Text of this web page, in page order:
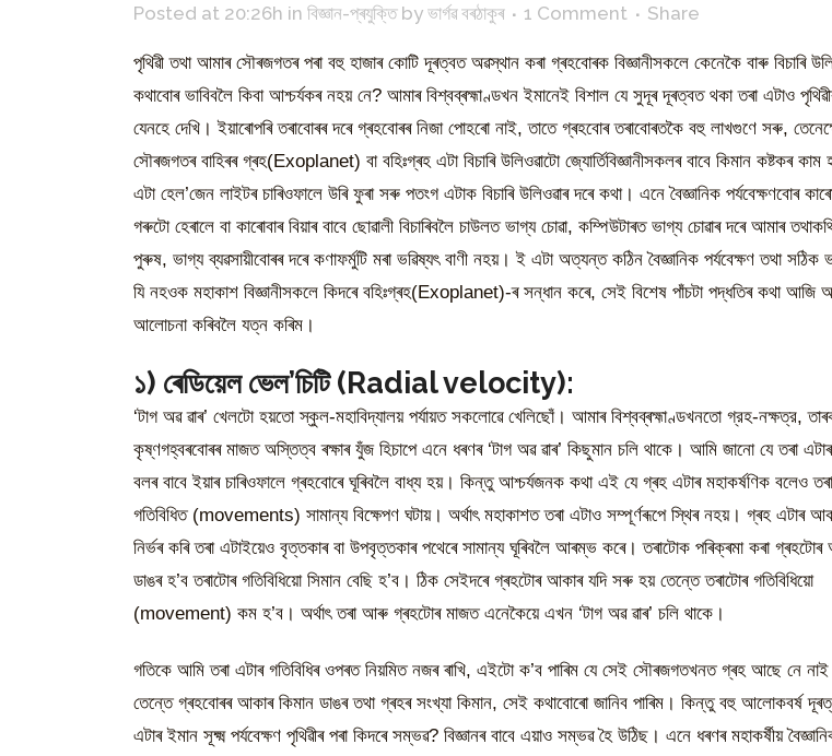
Posted at 20:26h in বিজ্ঞান-প্ৰযুক্তি by ভাৰ্গৱ বৰঠাকুৰ 1 Comment Share
পৃথিৱী তথা আমাৰ সৌৰজগতৰ পৰা বহু হাজাৰ কোটি দূৰত্বত অৱস্থান কৰা গ্ৰহবোৰক বিজ্ঞানীসকলে কেনেকৈ বাৰু বিচাৰি
কথাবোৰ ভাবিবলৈ কিবা আশ্চৰ্যকৰ নহয় নে? আমাৰ বিশ্বব্ৰহ্মাণ্ডখন ইমানেই বিশাল যে সুদূৰ দূৰত্বত থকা তৰা এটাও পৃথিৱীৰ
যেনহে দেখি। ইয়াৰোপৰি তৰাবোৰৰ দৰে গ্ৰহবোৰৰ নিজা পোহৰো নাই, তাতে গ্ৰহবোৰ তৰাবোৰতকৈ বহু লাখগুণে সৰু,
সৌৰজগতৰ বাহিৰৰ গ্ৰহ(Exoplanet) বা বহিঃগ্ৰহ এটা বিচাৰি উলিওৱাটো জ্যোৰ্তিবিজ্ঞানীসকলৰ বাবে কিমান কষ্টকৰ কাম
এটা হেল’জেন লাইটৰ চাৰিওফালে উৰি ফুৰা সৰু পতংগ এটাক বিচাৰি উলিওৱাৰ দৰে কথা। এনে বৈজ্ঞানিক পৰ্যবেক্ষণবোৰ
গৰুটো হেৰালে বা কাৰোবাৰ বিয়াৰ বাবে ছোৱালী বিচাৰিবলৈ চাউলত ভাগ্য চোৱা, কম্পিউটাৰত ভাগ্য চোৱাৰ দৰে আমাৰ
পুৰুষ, ভাগ্য ব্যৱসায়ীবোৰৰ দৰে কণাফৰ্মুটি মৰা ভৱিষ্যৎ বাণী নহয়। ই এটা অত্যন্ত কঠিন বৈজ্ঞানিক পৰ্যবেক্ষণ তথা সঠিক
যি নহওক মহাকাশ বিজ্ঞানীসকলে কিদৰে বহিঃগ্ৰহ(Exoplanet)-ৰ সন্ধান‌ কৰে, সেই বিশেষ পাঁচটা পদ্ধতিৰ কথা আজি
আলোচনা কৰিবলৈ যত্ন কৰিম।
১) ৰেডিয়েল ভেল’চিটি (Radial velocity):
‘টাগ অৱ ৱাৰ’ খেলটো হয়তো স্কুল-মহাবিদ্যালয় পৰ্যায়ত সকলোৱে খেলিছোঁ। আমাৰ বিশ্বব্ৰহ্মাণ্ডখনতো গ্রহ-নক্ষত্র,
কৃষ্ণগহ্বৰবোৰৰ মাজত অস্তিত্ব ৰক্ষাৰ যুঁজ হিচাপে এনে ধৰণৰ ‘টাগ অৱ ৱাৰ’ কিছুমান চলি থাকে। আমি জানো যে তৰা
বলৰ বাবে ইয়াৰ চাৰিওফালে গ্ৰহবোৰে ঘূৰিবলৈ বাধ্য হয়। কিন্তু আশ্চৰ্যজনক কথা এই যে গ্ৰহ এটাৰ মহাকৰ্ষণিক বলেও
গতিবিধিত (movements) সামান্য বিক্ষেপণ ঘটায়। অৰ্থাৎ মহাকাশত তৰা এটাও সম্পূৰ্ণৰূপে স্থিৰ নহয়। গ্ৰহ এটাৰ
নিৰ্ভৰ কৰি তৰা এটাইয়েও বৃত্তকাৰ বা উপবৃত্তকাৰ পথেৰে সামান্য ঘূৰিবলৈ আৰম্ভ কৰে। তৰাটোক পৰিক্ৰমা কৰা গ্ৰহটোৰ
ডাঙৰ হ’ব তৰাটোৰ গতিবিধিয়ো সিমান বেছি হ’ব। ঠিক সেইদৰে গ্ৰহটোৰ আকাৰ যদি সৰু হয় তেন্তে তৰাটোৰ গতিবিধিয়ো
(movement) কম হ’ব। অৰ্থাৎ তৰা আৰু গ্ৰহটোৰ মাজত এনেকৈয়ে এখন ‘টাগ অৱ ৱাৰ’ চলি থাকে।
গতিকে আমি তৰা এটাৰ গতিবিধিৰ ওপৰত নিয়মিত নজৰ ৰাখি, এইটো ক’ব পাৰিম যে সেই সৌৰজগতখনত গ্ৰহ আছে নে
তেন্তে গ্ৰহবোৰৰ আকাৰ কিমান ডাঙৰ তথা গ্ৰহৰ সংখ্যা কিমান, সেই কথাবোৰো জানিব পাৰিম। কিন্তু বহু আলোকবৰ্ষ
এটাৰ ইমান সূক্ষ্ম পৰ্যবেক্ষণ পৃথিৱীৰ পৰা কিদৰে সম্ভৱ? বিজ্ঞানৰ বাবে এয়াও সম্ভৱ হৈ উঠিছ। এনে ধৰণৰ মহাকৰ্ষীয়